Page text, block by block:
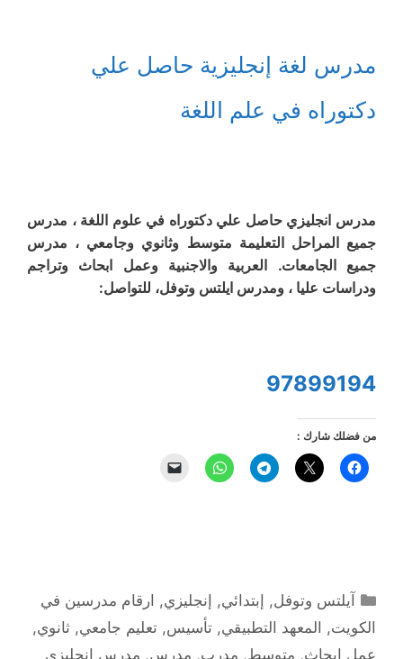
مدرس لغة إنجليزية حاصل علي
دكتوراه في علم اللغة
مدرس انجليزي حاصل علي دكتوراه في علوم اللغة ، مدرس
جميع المراحل التعليمة متوسط وثانوي وجامعي ، مدرس
جميع الجامعات. العربية والاجنبية وعمل ابحاث وتراجم
ودراسات عليا ، ومدرس ايلتس وتوفل، للتواصل:
97899194
من فضلك شارك :
التصنيفات
آيلتس وتوفل, إبتدائي, إنجليزي, ارقام مدرسين في
الكويت, المعهد التطبيقي, تأسيس, تعليم جامعي, ثانوي,
عمل ابحاث, متوسط, مدرب, مدرس, مدرس إنجليزي